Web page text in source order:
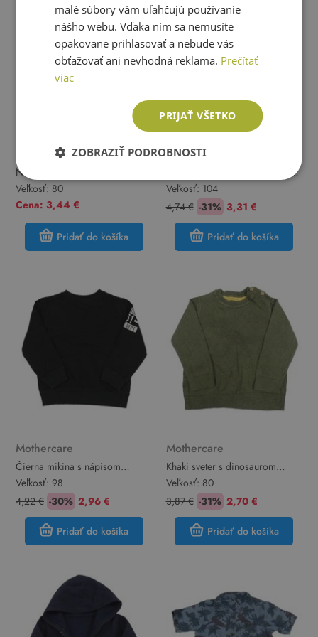
Mothercare
Nové - 3x ponožky s medveďmi
Mothercare
Veľkosť: 80
Cena: 3,44 €
Pridať do košíka
Mothercare
Tmavomodrá prepínaci mikina s
nášivkou Mothercare
Veľkosť: 104
4,74 € -31% 3,31 €
Pridať do košíka
Mothercare
Čierna mikina s nápisom
Mothercare
Veľkosť: 98
4,22 € -30% 2,96 €
Pridať do košíka
Mothercare
Khaki sveter s dinosaurom
Mothercare
Veľkosť: 80
3,87 € -31% 2,70 €
Pridať do košíka
malé súbory vám uľahčujú používanie
nášho webu. Vďaka ním sa nemusíte
opakovane prihlasovať a nebude vás
obťažovať ani nevhodná reklama. Prečítať
viac
PRIJAŤ VŠETKO
ZOBRAZIŤ PODROBNOSTI